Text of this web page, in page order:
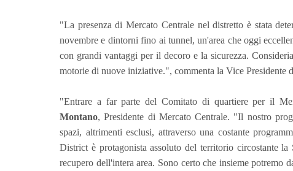
"La presenza di Mercato Centrale nel distretto è stata
novembre e dintorni fino ai tunnel, un'area che oggi
con grandi vantaggi per il decoro e la sicurezza.
motorie di nuove iniziative.", commenta la Vice Presidente
"Entrare a far parte del Comitato di quartiere per il
Montano, Presidente di Mercato Centrale. "Il nostro
spazi, altrimenti esclusi, attraverso una costante
District è protagonista assoluto del territorio circostante
recupero dell'intera area. Sono certo che insieme potremo